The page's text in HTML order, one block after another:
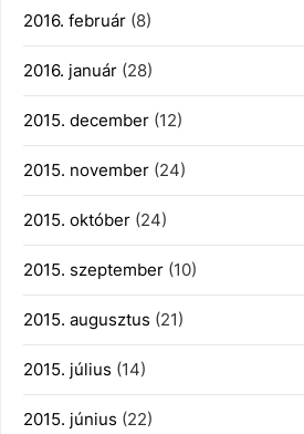
2016. február (8)
2016. január (28)
2015. december (12)
2015. november (24)
2015. október (24)
2015. szeptember (10)
2015. augusztus (21)
2015. július (14)
2015. június (22)